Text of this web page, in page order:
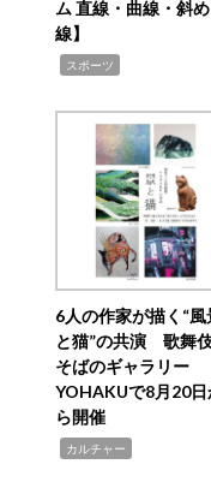
ム 直線・曲線・斜め
線】
スポーツ
6人の作家が描く“風
と猫”の共演 歌舞
そばのギャラリー
YOHAKUで8月20日
ら開催
カルチャー